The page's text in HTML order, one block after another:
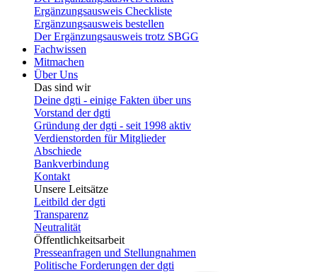
Ergänzungsausweis Checkliste
Ergänzungsausweis bestellen
Der Ergänzungsausweis trotz SBGG
Fachwissen
Mitmachen
Über Uns
Das sind wir
Deine dgti - einige Fakten über uns
Vorstand der dgti
Gründung der dgti - seit 1998 aktiv
Verdienstorden für Mitglieder
Abschiede
Bankverbindung
Kontakt
Unsere Leitsätze
Leitbild der dgti
Transparenz
Neutralität
Öffentlichkeitsarbeit
Presseanfragen und Stellungnahmen
Politische Forderungen der dgti